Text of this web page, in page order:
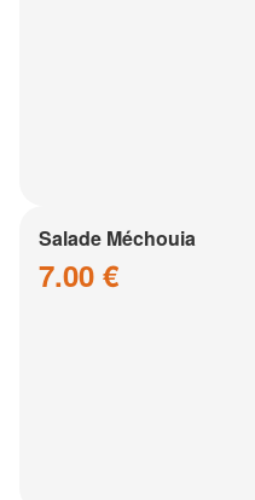
Salade Méchouia
7.00 €